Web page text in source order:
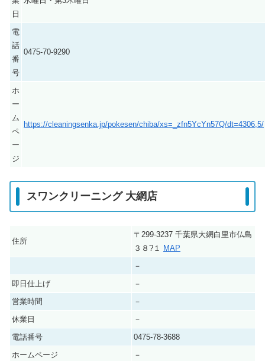
日
電
話
番
号
0475-70-9290
ホ
ー
ム
ペ
ー
ジ
https://cleaningsenka.jp/pokesen/chiba/xs=_zfn5YcYn57Q/dt=4306,5/
スワンクリーニング 大網店
住所
〒299-3237 千葉県大網白里市仏島
３８?１ MAP
－
即日仕上げ
－
営業時間
－
休業日
－
電話番号
0475-78-3688
ホームページ
－